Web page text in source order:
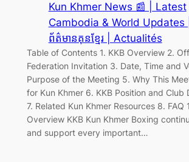
Kun Khmer News 📰 | Latest
Cambodia & World Updates |
ព័ត៌មានគុនខ្មែរ | Actualités
Table of Contents 1. KKB Overview 2.
Federation Invitation 3. Date, Time and
Purpose of the Meeting 5. Why This
for Kun Khmer 6. KKB Position and Club
7. Related Kun Khmer Resources 8. FAQ
Overview KKB Kun Khmer Boxing
and support every important…